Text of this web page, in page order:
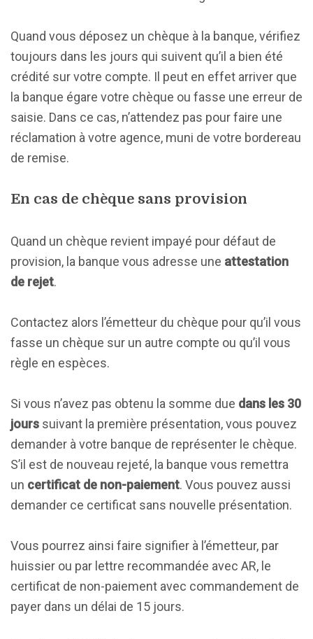
Quand vous déposez un chèque à la banque, vérifiez
toujours dans les jours qui suivent qu’il a bien été
crédité sur votre compte. Il peut en effet arriver que
la banque égare votre chèque ou fasse une erreur de
saisie. Dans ce cas, n’attendez pas pour faire une
réclamation à votre agence, muni de votre bordereau
de remise.
En cas de chèque sans provision
Quand un chèque revient impayé pour défaut de
provision, la banque vous adresse une attestation
de rejet.
Contactez alors l’émetteur du chèque pour qu’il vous
fasse un chèque sur un autre compte ou qu’il vous
règle en espèces.
Si vous n’avez pas obtenu la somme due dans les 30
jours suivant la première présentation, vous pouvez
demander à votre banque de représenter le chèque.
S’il est de nouveau rejeté, la banque vous remettra
un certificat de non-paiement. Vous pouvez aussi
demander ce certificat sans nouvelle présentation.
Vous pourrez ainsi faire signifier à l’émetteur, par
huissier ou par lettre recommandée avec AR, le
certificat de non-paiement avec commandement de
payer dans un délai de 15 jours.